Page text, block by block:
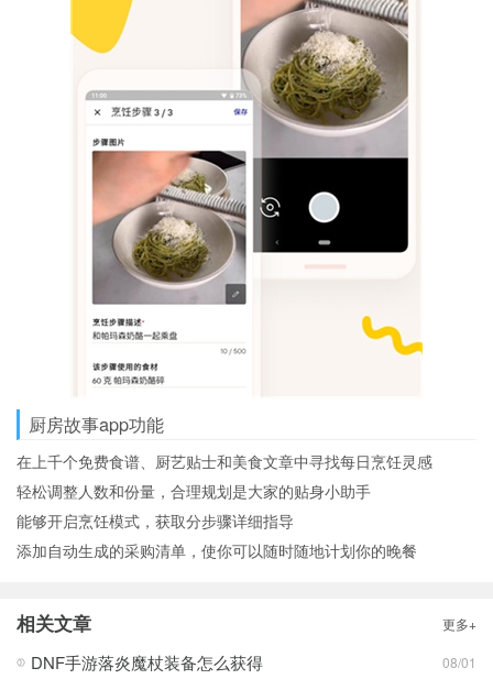
厨房故事app功能
在上千个免费食谱、厨艺贴士和美食文章中寻找每日烹饪灵感
轻松调整人数和份量，合理规划是大家的贴身小助手
能够开启烹饪模式，获取分步骤详细指导
添加自动生成的采购清单，使你可以随时随地计划你的晚餐
相关文章 更多+
DNF手游落炎魔杖装备怎么获得 08/01